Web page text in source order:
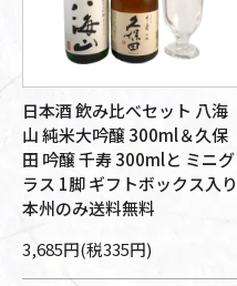
日本酒 飲み比べセット 八海
山 純米大吟醸 300ml＆久保
田 吟醸 千寿 300mlと ミニグ
ラス 1脚 ギフトボックス入り
本州のみ送料無料
3,685円(税335円)